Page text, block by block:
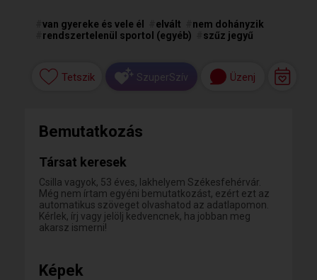
van gyereke és vele él elvált
nem dohányzik
rendszertelenül sportol (egyéb) szűz jegyű
Tetszik SzuperSzív Üzenj
Bemutatkozás
Társat keresek
Csilla vagyok, 53 éves, lakhelyem Székesfehérvár.
Még nem írtam egyéni bemutatkozást, ezért ezt az
automatikus szöveget olvashatod az adatlapomon.
Kérlek, írj vagy jelölj kedvencnek, ha jobban meg
akarsz ismerni!
Képek